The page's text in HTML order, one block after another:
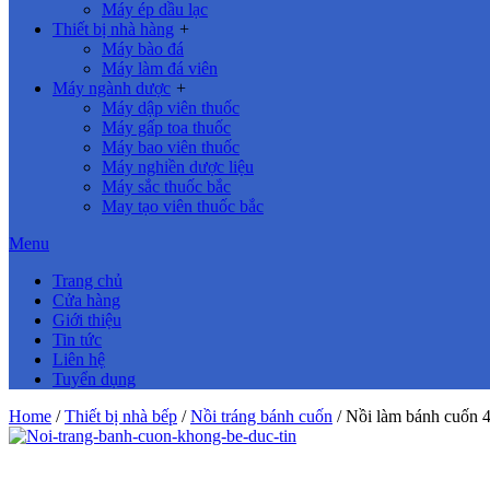
Máy ép dầu lạc
Thiết bị nhà hàng +
Máy bào đá
Máy làm đá viên
Máy ngành dược +
Máy dập viên thuốc
Máy gấp toa thuốc
Máy bao viên thuốc
Máy nghiền dược liệu
Máy sắc thuốc bắc
May tạo viên thuốc bắc
Menu
Trang chủ
Cửa hàng
Giới thiệu
Tin tức
Liên hệ
Tuyển dụng
Home /Thiết bị nhà bếp /Nồi tráng bánh cuốn / Nồi làm bánh cuốn